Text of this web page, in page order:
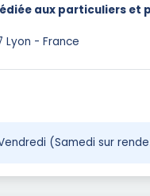
aux particuliers et
Lyon - France
(Samedi sur